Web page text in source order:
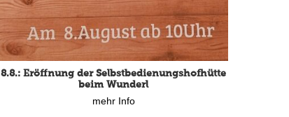
8.8.: Eröffnung der Selbstbedienungshofhütte
beim Wunderl
mehr Info